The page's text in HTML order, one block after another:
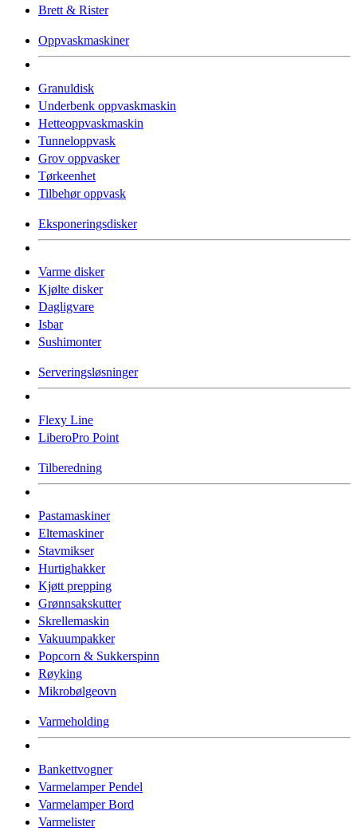
Brett & Rister
Oppvaskmaskiner
Granuldisk
Underbenk oppvaskmaskin
Hetteoppvaskmaskin
Tunneloppvask
Grov oppvasker
Tørkeenhet
Tilbehør oppvask
Eksponeringsdisker
Varme disker
Kjølte disker
Dagligvare
Isbar
Sushimonter
Serveringsløsninger
Flexy Line
LiberoPro Point
Tilberedning
Pastamaskiner
Eltemaskiner
Stavmikser
Hurtighakker
Kjøtt prepping
Grønnsakskutter
Skrellemaskin
Vakuumpakker
Popcorn & Sukkerspinn
Røyking
Mikrobølgeovn
Varmeholding
Bankettvogner
Varmelamper Pendel
Varmelamper Bord
Varmelister